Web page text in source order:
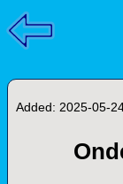
Added: 2025-05-